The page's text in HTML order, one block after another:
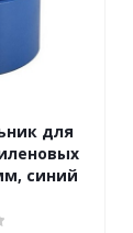
для
синий